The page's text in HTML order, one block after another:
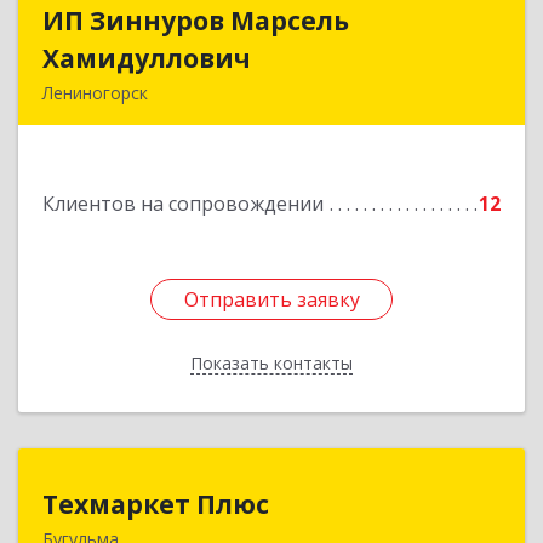
ИП Зиннуров Марсель
Хамидуллович
Лениногорск
Клиентов на сопровождении 12
Отправить заявку
Показать контакты
ИП Зиннуров Марсель
Подробнее
Отправить заявку
Назад
Техмаркет Плюс
Бугульма